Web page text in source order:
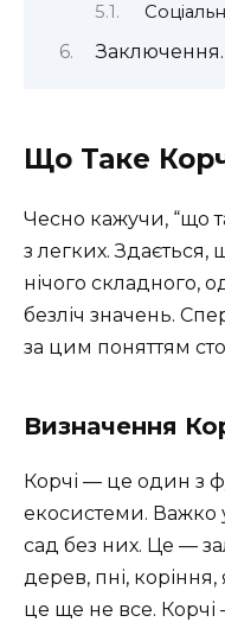
Що Таке
Чесно кажучи, “що
з легких.
нічого складного,
безліч значень.
за цим поняттям
Визначення
Корчі — це один з
екосистеми. Важко
сад без них. Це —
дерев, пні, коріння,
це ще не все.